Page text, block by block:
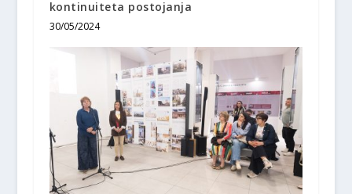
kontinuiteta postojanja
30/05/2024